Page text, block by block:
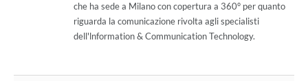
che ha sede a Milano con copertura a 360° per quanto
riguarda la comunicazione rivolta agli specialisti
dell'lnformation & Communication Technology.